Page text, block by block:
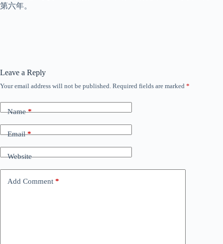
第六年。
Leave a Reply
Your email address will not be published. Required fields are marked *
Name*
Email*
Website
Add Comment *